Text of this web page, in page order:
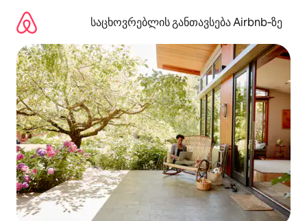
გადასვლა
საცხოვრებლის განთავსება Airbnb‑ზე